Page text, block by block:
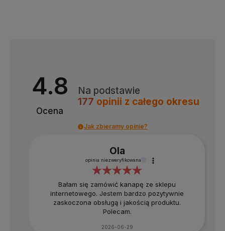
4.8
Ocena
Na podstawie
177 opinii z całego okresu
Jak zbieramy opinie?
Ola
opinia niezweryfikowana
Bałam się zamówić kanapę ze sklepu
internetowego. Jestem bardzo pozytywnie
zaskoczona obsługą i jakością produktu.
Polecam.
2026-06-29